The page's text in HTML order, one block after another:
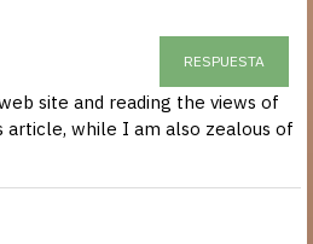
RESPUESTA
site and reading the views of
while I am also zealous of